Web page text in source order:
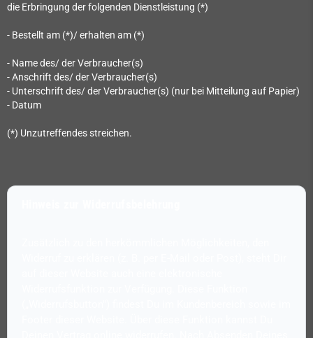
die Erbringung der folgenden Dienstleistung (*)
- Bestellt am (*)/ erhalten am (*)
- Name des/ der Verbraucher(s)
- Anschrift des/ der Verbraucher(s)
- Unterschrift des/ der Verbraucher(s) (nur bei Mitteilung auf Papier)
- Datum
(*) Unzutreffendes streichen.